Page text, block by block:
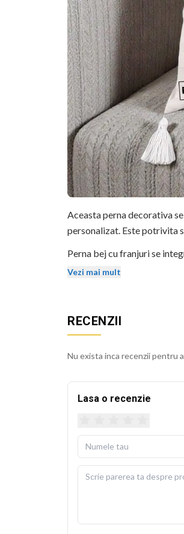
Aceasta perna decorativa
personalizat. Este potrivita
Perna bej cu franjuri se
isi mentin stralucirea si dupa
cm.
Vezi mai mult
RECENZII
Nu exista inca recenzii pentru
Lasa o recenzie